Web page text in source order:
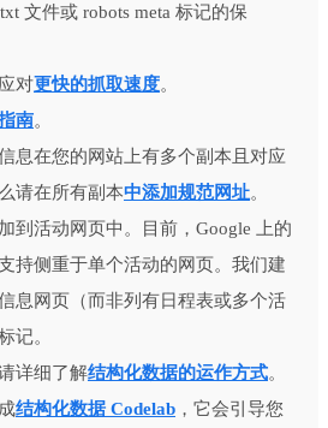
文件或 robots meta 标记的保
对更快的抓取速度。
南。
息在您的网站上有多个副本且对应
请在所有副本中添加规范网址。
到活动网页中。目前，Google 上的
持侧重于单个活动的网页。我们建
息网页（而非列有日程表或多个活
记。
详细了解结构化数据的运作方式。
结构化数据 Codelab ，它会引导您